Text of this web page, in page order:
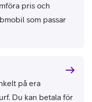
pris och
som passar
på era
Du kan betala för